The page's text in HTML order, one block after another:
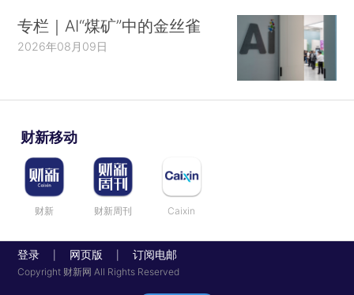
专栏｜AI“煤矿”中的金丝雀
2026年08月09日
财新移动
财新 财新周刊 Caixin
登录 网页版 订阅电邮
Copyright 财新网 All Rights Reserved